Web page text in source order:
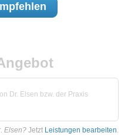
Dr. Elsen bzw. der Praxis
Elsen? Jetzt Leistungen bearbeiten.